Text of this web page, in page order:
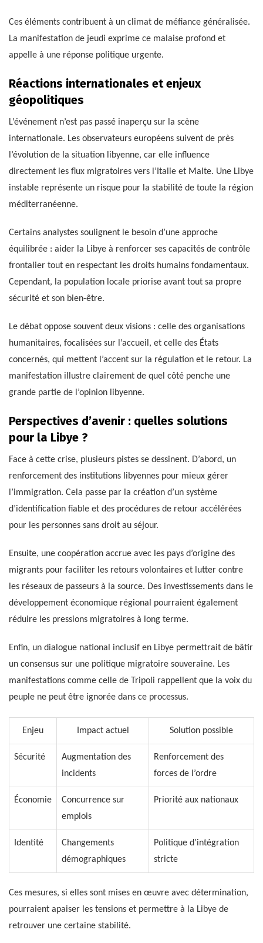
Ces éléments contribuent à un climat de méfiance généralisée.
La manifestation de jeudi exprime ce malaise profond et
appelle à une réponse politique urgente.
Réactions internationales et enjeux
géopolitiques
L’événement n’est pas passé inaperçu sur la scène
internationale. Les observateurs européens suivent de près
l’évolution de la situation libyenne, car elle influence
directement les flux migratoires vers l’Italie et Malte. Une Libye
instable représente un risque pour la stabilité de toute la région
méditerranéenne.
Certains analystes soulignent le besoin d’une approche
équilibrée : aider la Libye à renforcer ses capacités de contrôle
frontalier tout en respectant les droits humains fondamentaux.
Cependant, la population locale priorise avant tout sa propre
sécurité et son bien-être.
Le débat oppose souvent deux visions : celle des organisations
humanitaires, focalisées sur l’accueil, et celle des États
concernés, qui mettent l’accent sur la régulation et le retour. La
manifestation illustre clairement de quel côté penche une
grande partie de l’opinion libyenne.
Perspectives d’avenir : quelles solutions
pour la Libye ?
Face à cette crise, plusieurs pistes se dessinent. D’abord, un
renforcement des institutions libyennes pour mieux gérer
l’immigration. Cela passe par la création d’un système
d’identification fiable et des procédures de retour accélérées
pour les personnes sans droit au séjour.
Ensuite, une coopération accrue avec les pays d’origine des
migrants pour faciliter les retours volontaires et lutter contre
les réseaux de passeurs à la source. Des investissements dans le
développement économique régional pourraient également
réduire les pressions migratoires à long terme.
Enfin, un dialogue national inclusif en Libye permettrait de bâtir
un consensus sur une politique migratoire souveraine. Les
manifestations comme celle de Tripoli rappellent que la voix du
peuple ne peut être ignorée dans ce processus.
Enjeu Impact actuel Solution possible
Sécurité
Augmentation des
incidents
Renforcement des
forces de l’ordre
Économie
Concurrence sur
emplois
Priorité aux nationaux
Identité
Changements
démographiques
Politique d’intégration
stricte
Ces mesures, si elles sont mises en œuvre avec détermination,
pourraient apaiser les tensions et permettre à la Libye de
retrouver une certaine stabilité.